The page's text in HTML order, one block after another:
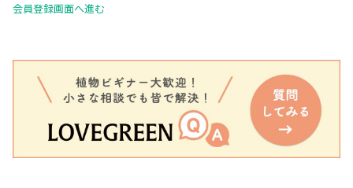
会員登録画面へ進む